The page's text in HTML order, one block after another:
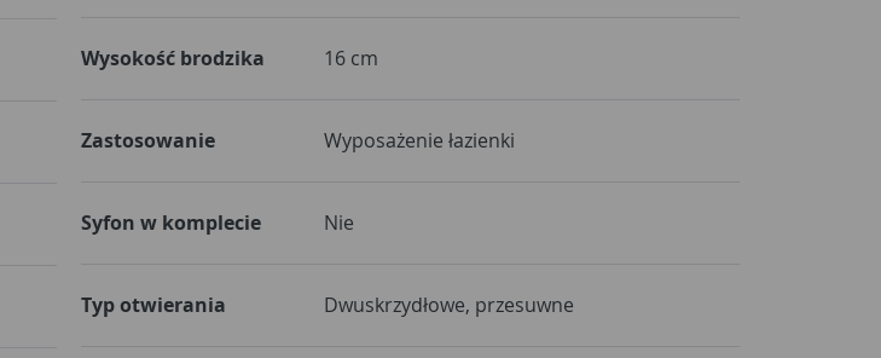
Wysokość brodzika 16 cm
Zastosowanie Wyposażenie łazienki
Syfon w komplecie Nie
Typ otwierania Dwuskrzydłowe, przesuwne